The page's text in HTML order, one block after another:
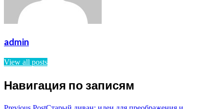
admin
View all posts
Навигация по записям